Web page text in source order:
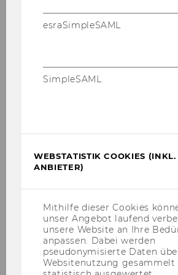
Univ.-Prof. Dr.
esraSimpleSAML
SimpleSAML
WEBSTATISTIK COOKIES (INKL.
ANBIETER)
Mithilfe dieser Cookies
unser Angebot laufend
unsere Website an Ihre
anpassen. Dabei werden
pseudonymisierte Daten
Websitenutzung gesammelt